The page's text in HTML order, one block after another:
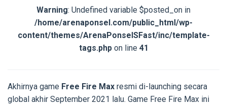
Warning: Undefined variable $posted_on in
/home/arenaponsel.com/public_html/wp-
content/themes/ArenaPonselSFast/inc/template-
tags.phpon line 41
Akhirnya game Free Fire Max resmi di-launching secara
global akhir September 2021 lalu. Game Free Fire Max ini